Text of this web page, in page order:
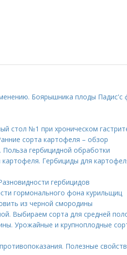
Боярышника плоды Падис'с
стол №1 при хроническом
сорта картофеля – обзор
гербицидной обработки
картофеля. Гербициды для
гербицидов
гормонального фона курильщиц
из черной смородины
Выбираем сорта для средней
Урожайные и крупноплодные
Полезные